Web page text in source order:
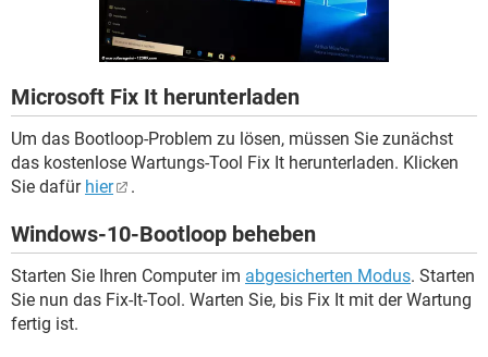
Microsoft Fix It herunterladen
Um das Bootloop-Problem zu lösen, müssen Sie zunächst
das kostenlose Wartungs-Tool Fix It herunterladen. Klicken
Sie dafür hier .
Windows-10-Bootloop beheben
Starten Sie Ihren Computer im abgesicherten Modus. Starten
Sie nun das Fix-It-Tool. Warten Sie, bis Fix It mit der Wartung
fertig ist.